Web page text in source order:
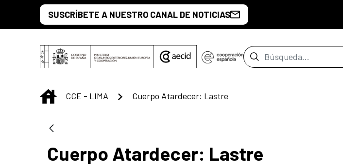
Saltar al contenido principal
SUSCRÍBETE A NUESTRO CANAL DE NOTICIAS
Barra de búsqueda
INICIO
CCE - LIMA Cuerpo Atardecer: Lastre
Cuerpo Atardecer: Lastre